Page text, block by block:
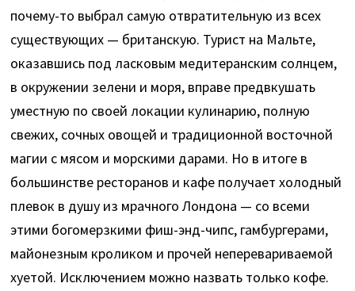
почему-то выбрал самую отвратительную из всех
существующих — британскую. Турист на Мальте,
оказавшись под ласковым медитеранским солнцем,
в окружении зелени и моря, вправе предвкушать
уместную по своей локации кулинарию, полную
свежих, сочных овощей и традиционной восточной
магии с мясом и морскими дарами. Но в итоге в
большинстве ресторанов и кафе получает холодный
плевок в душу из мрачного Лондона — со всеми
этими богомерзкими фиш-энд-чипс, гамбургерами,
майонезным кроликом и прочей неперевариваемой
хуетой. Исключением можно назвать только кофе.